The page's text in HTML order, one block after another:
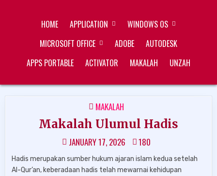
HOME APPLICATION
WINDOWS OS
MICROSOFT OFFICE
ADOBE
AUTODESK
APPS PORTABLE
ACTIVATOR MAKALAH UNZAH
POSTED
IN
MAKALAH
Makalah Ulumul Hadis
JANUARY 17, 2026 180
Hadis merupakan sumber hukum ajaran islam kedua setelah
Al-Qur’an, keberadaan hadis telah mewarnai kehidupan